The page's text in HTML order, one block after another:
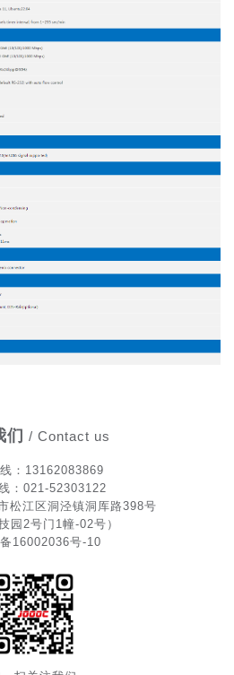
们 / Contact us
线 ：13162083869
：021-52303122
松江区洞泾镇洞厍路398号
园2号门1幢-02号）
16002036号-10